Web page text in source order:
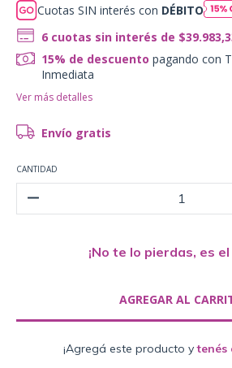
Cuotas SIN interés con DÉBITO
6 cuotas sin interés de
15% de descuento pagando con
Inmediata
Ver más detalles
Envío gratis
CANTIDAD
¡No te lo pierdas, es
¡Agregá este producto ytenés